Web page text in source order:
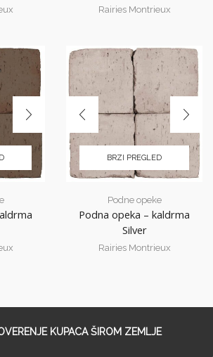
Rairies Montrieux
BRZI PREGLED
Podne opeke
Podna opeka – kaldrma
Silver
Rairies Montrieux
KUPACA ŠIROM ZEMLJE